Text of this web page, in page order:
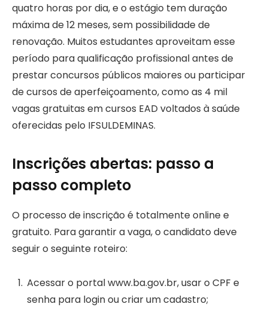
quatro horas por dia, e o estágio tem duração
máxima de 12 meses, sem possibilidade de
renovação. Muitos estudantes aproveitam esse
período para qualificação profissional antes de
prestar concursos públicos maiores ou participar
de cursos de aperfeiçoamento, como as 4 mil
vagas gratuitas em cursos EAD voltados à saúde
oferecidas pelo IFSULDEMINAS.
Inscrições abertas: passo a
passo completo
O processo de inscrição é totalmente online e
gratuito. Para garantir a vaga, o candidato deve
seguir o seguinte roteiro:
Acessar o portal www.ba.gov.br, usar o CPF e
senha para login ou criar um cadastro;